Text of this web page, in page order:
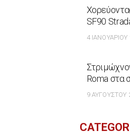
SF90
4 ΙΑΝΟΥΑΡΊΟΥ
Roma στα
9 ΑΥΓΟΎΣΤΟΥ